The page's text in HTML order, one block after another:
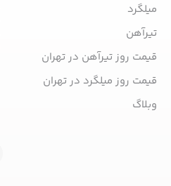
میلگرد
تیرآهن
قیمت روز تیرآهن در تهران
قیمت روز میلگرد در تهران
وبلاگ